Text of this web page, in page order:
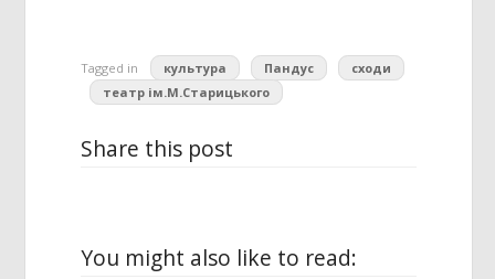
Tagged in культура Пандус
сходи
театр ім.М.Старицького
Share this post
You might also like to read: